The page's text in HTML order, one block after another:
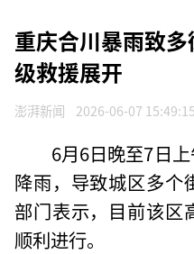
重庆合川暴雨致
级救援展开
澎湃新闻 2026-06-07 15:49:15
6月6日晚至7日
降雨，导致城区多个
部门表示，目前该区
顺利进行。